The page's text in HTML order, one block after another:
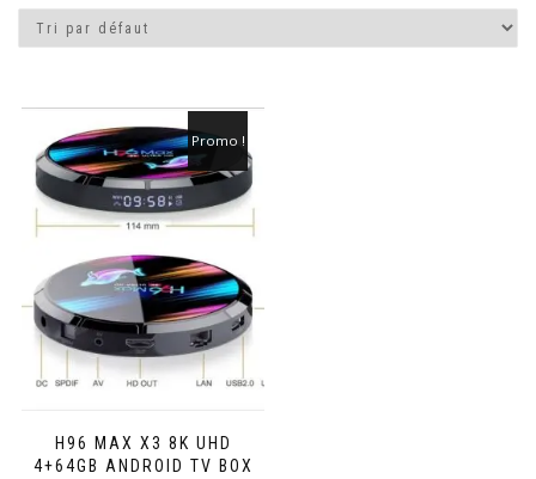
H96 MAX X3 8K UHD
4+64GB ANDROID TV BOX
Promo !